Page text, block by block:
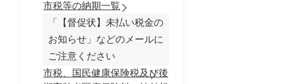
市税等の納期一覧
「【督促状】未払い税金の
お知らせ」などのメールに
ご注意ください
市税、国民健康保険税及び後